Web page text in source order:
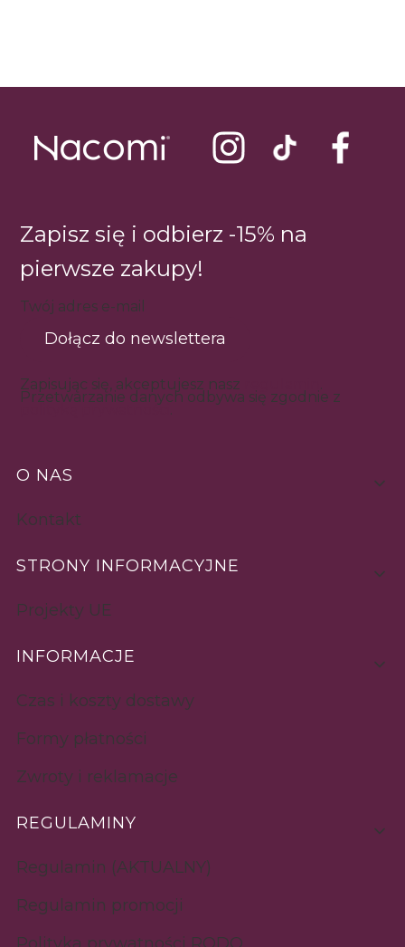
Zapisz się i odbierz -15% na
pierwsze zakupy!
Twój adres e-mail
Dołącz do newslettera
Zapisując się, akceptujesz nasz .
Przetwarzanie danych odbywa się zgodnie z
polityką prywatności .
Linki w stopce
O NAS
Kontakt
STRONY INFORMACYJNE
Projekty UE
INFORMACJE
Czas i koszty dostawy
Formy płatności
Zwroty i reklamacje
REGULAMINY
Regulamin (AKTUALNY)
Regulamin promocji